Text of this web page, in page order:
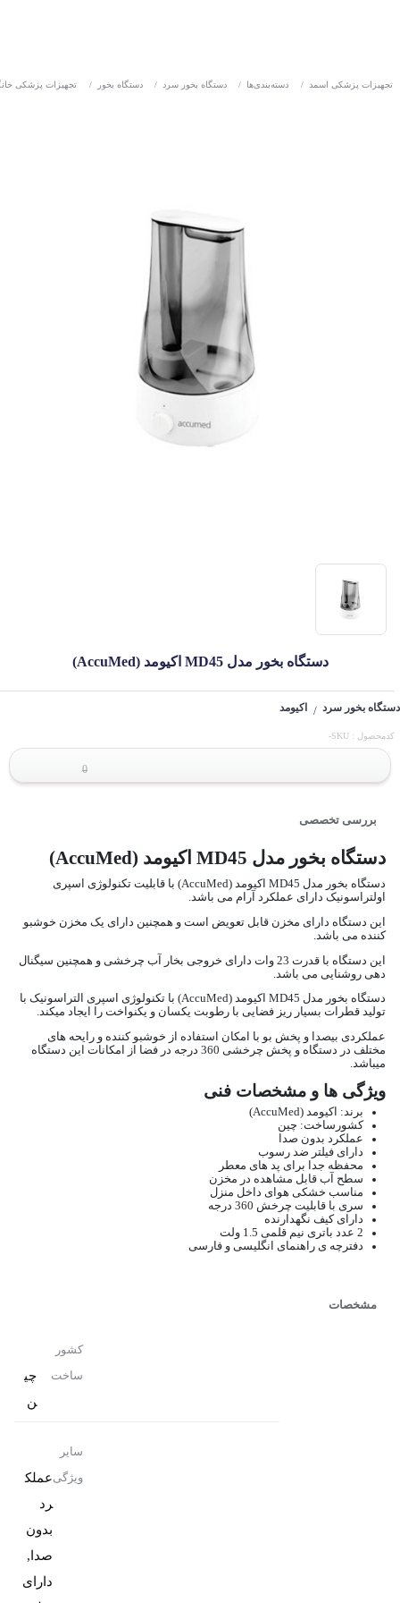
تجهیزات پزشکی اسمد / دسته‌بندی‌ها / دستگاه بخور سرد / دستگاه بخور / تجهیزات پزشکی
دستگاه بخور مدل MD45 اکیومد (AccuMed)
دستگاه بخور سرد / اکیومد
کدمحصول : SKU-
0
بررسی تخصصی
دستگاه بخور مدل MD45 اکیومد (AccuMed)
دستگاه بخور مدل MD45 اکیومد (AccuMed) با قابلیت تکنولوژی اسپری
اولتراسونیک دارای عملکرد آرام می باشد.
این دستگاه دارای مخزن قابل تعویض است و همچنین دارای یک مخزن خوشبو
کننده می باشد.
این دستگاه با قدرت 23 وات دارای خروجی بخار آب چرخشی و همچنین سیگنال
دهی روشنایی می باشد.
دستگاه بخور مدل MD45 اکیومد (AccuMed) با تکنولوژی اسپری التراسونیک با
تولید قطرات بسیار ریز فضایی با رطوبت یکسان و یکنواخت را ایجاد میکند.
عملکردی بیصدا و پخش بو با امکان استفاده از خوشبو کننده و رایحه های
مختلف در دستگاه و پخش چرخشی 360 درجه در فضا از امکانات این دستگاه
میباشد.
ویژگی ها و مشخصات فنی
برند: اکیومد (AccuMed)
کشورساخت: چین
عملکرد بدون صدا
دارای فیلتر ضد رسوب
محفظه جدا برای پد های معطر
سطح آب قابل مشاهده در مخزن
مناسب خشکی هوای داخل منزل
سری با قابلیت چرخش 360 درجه
دارای کیف نگهدارنده
2 عدد باتری نیم قلمی 1.5 ولت
دفترچه ی راهنمای انگلیسی و فارسی
مشخصات
کشور
ساخت
چی
ن
سایر
ویژگیعملک
رد
بدون
صدا,
دارای